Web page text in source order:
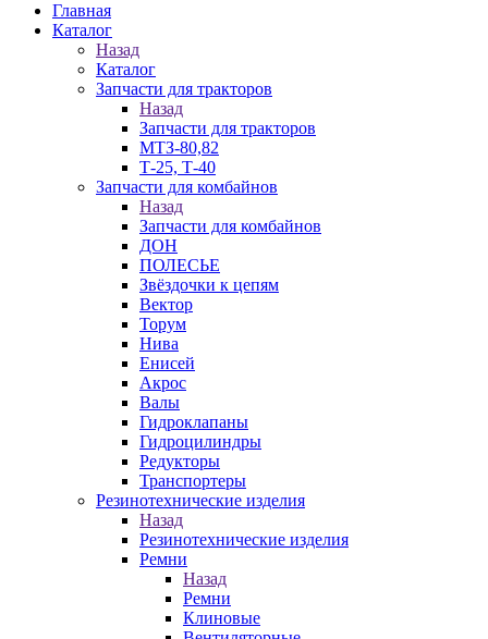
Главная
Каталог
Назад
Каталог
Запчасти для тракторов
Назад
Запчасти для тракторов
МТЗ-80,82
Т-25, Т-40
Запчасти для комбайнов
Назад
Запчасти для комбайнов
ДОН
ПОЛЕСЬЕ
Звёздочки к цепям
Вектор
Торум
Нива
Енисей
Акрос
Валы
Гидроклапаны
Гидроцилиндры
Редукторы
Транспортеры
Резинотехнические изделия
Назад
Резинотехнические изделия
Ремни
Назад
Ремни
Клиновые